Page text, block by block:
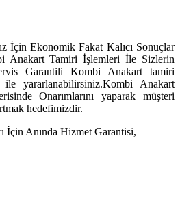
İçin Ekonomik Fakat Kalıcı Sonuçlar
Anakart Tamiri İşlemleri İle Sizlerin
Garantili Kombi Anakart tamiri
yararlanabilirsiniz.Kombi Anakart
Onarımlarını yaparak müşteri
hedefimizdir.
İçin Anında Hizmet Garantisi,